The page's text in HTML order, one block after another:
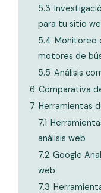
5.3
para tu sitio
5.4 Monitoreo
motores de
5.5 Análisis
6 Comparativa
7 Herramientas
7.1
análisis web
7.2 Google
web
7.3